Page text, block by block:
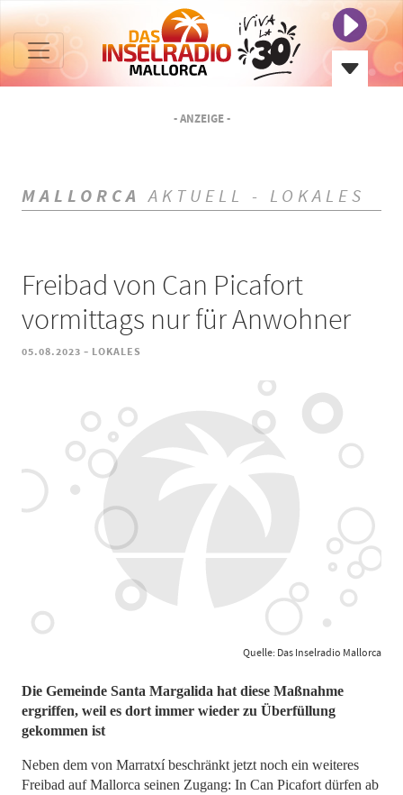
- ANZEIGE -
MALLORCA AKTUELL - LOKALES
Freibad von Can Picafort
vormittags nur für Anwohner
05.08.2023 - LOKALES
Quelle: Das Inselradio Mallorca
Die Gemeinde Santa Margalida hat diese Maßnahme
ergriffen, weil es dort immer wieder zu Überfüllung
gekommen ist
Neben dem von Marratxí beschränkt jetzt noch ein weiteres
Freibad auf Mallorca seinen Zugang: In Can Picafort dürfen ab